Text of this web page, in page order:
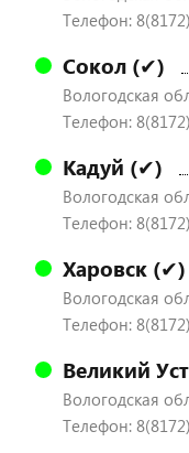
Телефон:
Сокол (✔)
Вологодская
Телефон:
Кадуй (✔)
Вологодская
Телефон:
Харовск (✔)
Вологодская
Телефон:
Великий
Вологодская
Телефон: